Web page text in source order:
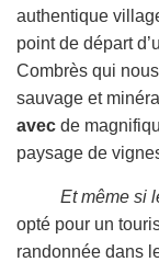
authentique
point de départ
Combrès qui
sauvage et
avec de
paysage de
Et même si
opté pour un
randonnée dans